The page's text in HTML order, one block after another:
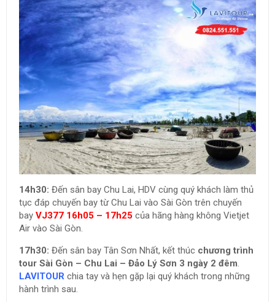
14h30: Đến sân bay Chu Lai, HDV cùng quý khách làm thủ
tục đáp chuyến bay từ Chu Lai vào Sài Gòn trên chuyến
bay VJ377 16h05 – 17h25 của hãng hàng không Vietjet
Air vào Sài Gòn.
17h30: Đến sân bay Tân Sơn Nhất, kết thúc chương trình
tour Sài Gòn – Chu Lai – Đảo Lý Sơn 3 ngày 2 đêm.
LAVITOUR chia tay và hẹn gặp lại quý khách trong những
hành trình sau.